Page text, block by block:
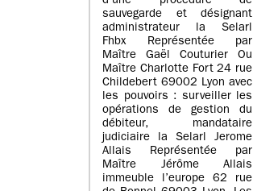
sauvegarde et désignant
administrateur la Selarl
Fhbx Représentée par
Maître Gaël Couturier Ou
Maître Charlotte Fort 24 rue
Childebert 69002 Lyon avec
les pouvoirs : surveiller les
opérations de gestion du
débiteur, mandataire
judiciaire la Selarl Jerome
Allais Représentée par
Maître Jérôme Allais
immeuble l’europe 62 rue